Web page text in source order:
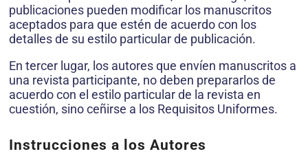
publicaciones pueden modificar los manuscritos
aceptados para que estén de acuerdo con los
detalles de su estilo particular de publicación.
En tercer lugar, los autores que envíen manuscritos a
una revista participante, no deben prepararlos de
acuerdo con el estilo particular de la revista en
cuestión, sino ceñirse a los Requisitos Uniformes.
Instrucciones a los Autores